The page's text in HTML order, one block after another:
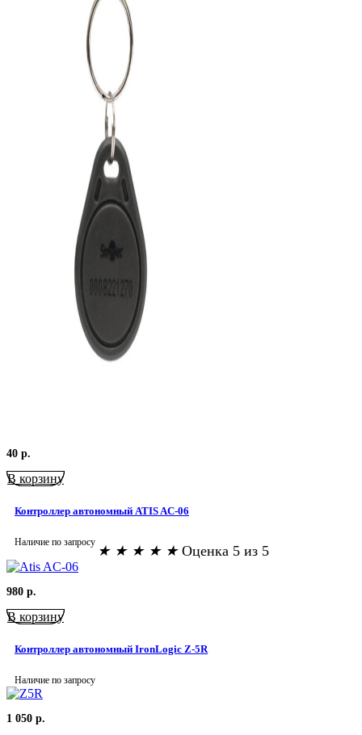
40 р.
В корзину
Контроллер автономный ATIS AC-06
Наличие по запросу
★ ★ ★ ★ ★ Оценка 5 из 5
980 р.
В корзину
Контроллер автономный IronLogic Z-5R
Наличие по запросу
1 050 р.